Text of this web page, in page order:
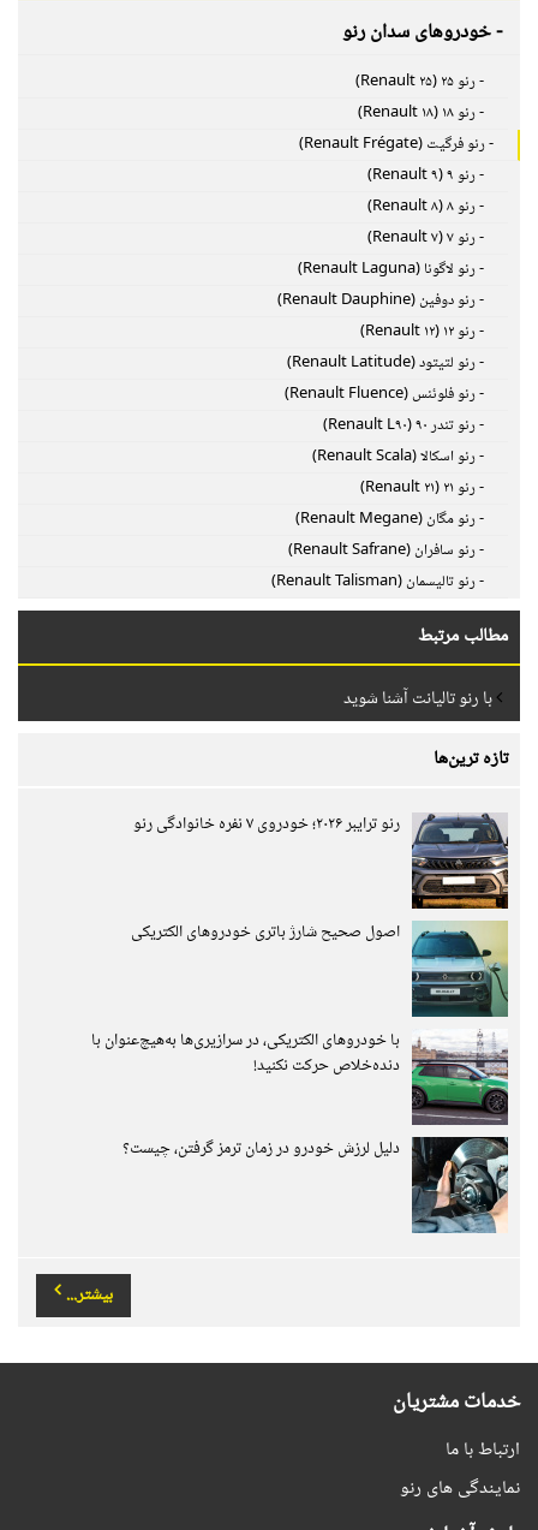
- خودروهای سدان رنو
- رنو ۲۵ (Renault ۲۵)
- رنو ۱۸ (Renault ۱۸)
- رنو فرگیت (Renault Frégate)
- رنو ۹ (Renault ۹)
- رنو ۸ (Renault ۸)
- رنو ۷ (Renault ۷)
- رنو لاگونا (Renault Laguna)
- رنو دوفین (Renault Dauphine)
- رنو ۱۲ (Renault ۱۲)
- رنو لتیتود (Renault Latitude)
- رنو فلوئنس (Renault Fluence)
- رنو تندر ۹۰ (Renault L۹۰)
- رنو اسکالا (Renault Scala)
- رنو ۲۱ (Renault ۲۱)
- رنو مگان (Renault Megane)
- رنو سافران (Renault Safrane)
- رنو تالیسمان (Renault Talisman)
مطالب مرتبط
با رنو تالیانت آشنا شوید
تازه ترین‌ها
رنو ترایبر ۲۰۲۶؛ خودروی ۷ نفره خانوادگی رنو
اصول صحیح شارژ باتری خودروهای الکتریکی
با خودروهای الکتریکی، در سرازیری‌ها به‌هیچ‌عنوان با
دنده‌خلاص حرکت نکنید!
دلیل لرزش خودرو در زمان ترمز گرفتن، چیست؟
بیشتر...
خدمات مشتریان
ارتباط با ما
نمایندگی های رنو